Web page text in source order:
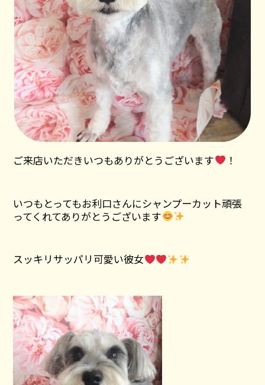
ご来店いただきいつもありがとうございます ！
いつもとってもお利口さんにシャンプーカット頑張
ってくれてありがとうございます
スッキリサッパリ可愛い彼女